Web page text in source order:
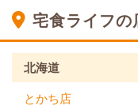
宅食ライフの
北海道
とかち店